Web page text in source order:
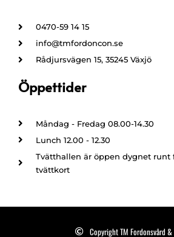
0470-59 14 15
info@tmfordoncon.se
Rådjursvägen 15, 35245 Växjö
Öppettider
Måndag - Fredag 08.00-14.30
Lunch 12.00 - 12.30
Tvätthallen är öppen dygnet runt
tvättkort
Copyright TM Fordonsvård